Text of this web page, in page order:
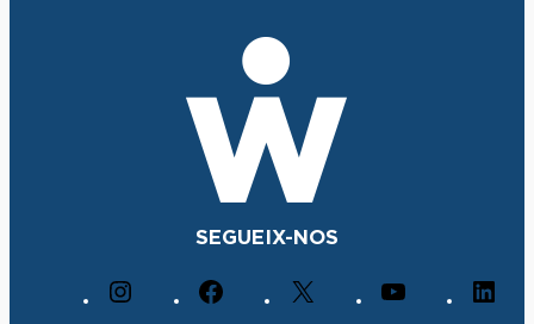
SEGUEIX-NOS